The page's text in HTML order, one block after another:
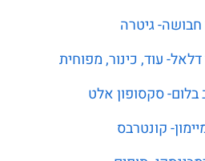
חבושה- גיטרה
דלאל- עוד, כינור, מפוחית
בלום- סקסופון אלט
קונטרבס